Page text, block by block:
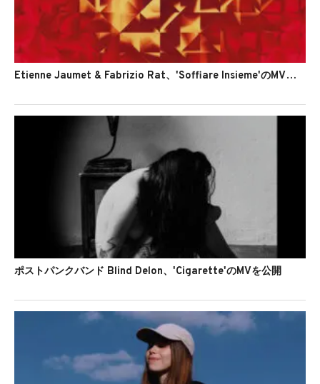
Etienne Jaumet & Fabrizio Rat、'Soffiare Insieme'のMVを公開
ポストパンクバンド Blind Delon、'Cigarette'のMVを公開